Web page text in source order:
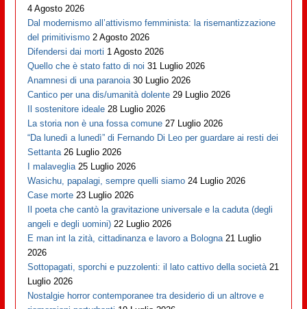
4 Agosto 2026
Dal modernismo all’attivismo femminista: la risemantizzazione
del primitivismo 2 Agosto 2026
Difendersi dai morti 1 Agosto 2026
Quello che è stato fatto di noi 31 Luglio 2026
Anamnesi di una paranoia 30 Luglio 2026
Cantico per una dis/umanità dolente 29 Luglio 2026
Il sostenitore ideale 28 Luglio 2026
La storia non è una fossa comune 27 Luglio 2026
“Da lunedì a lunedì” di Fernando Di Leo per guardare ai resti dei
Settanta 26 Luglio 2026
I malaveglia 25 Luglio 2026
Wasichu, papalagi, sempre quelli siamo 24 Luglio 2026
Case morte 23 Luglio 2026
Il poeta che cantò la gravitazione universale e la caduta (degli
angeli e degli uomini) 22 Luglio 2026
E man int la zità, cittadinanza e lavoro a Bologna 21 Luglio
2026
Sottopagati, sporchi e puzzolenti: il lato cattivo della società 21
Luglio 2026
Nostalgie horror contemporanee tra desiderio di un altrove e